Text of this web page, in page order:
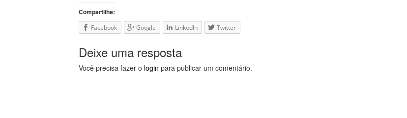
Compartilhe:
Facebook Google LinkedIn Twitter
Deixe uma resposta
Você precisa fazer o login para publicar um comentário.